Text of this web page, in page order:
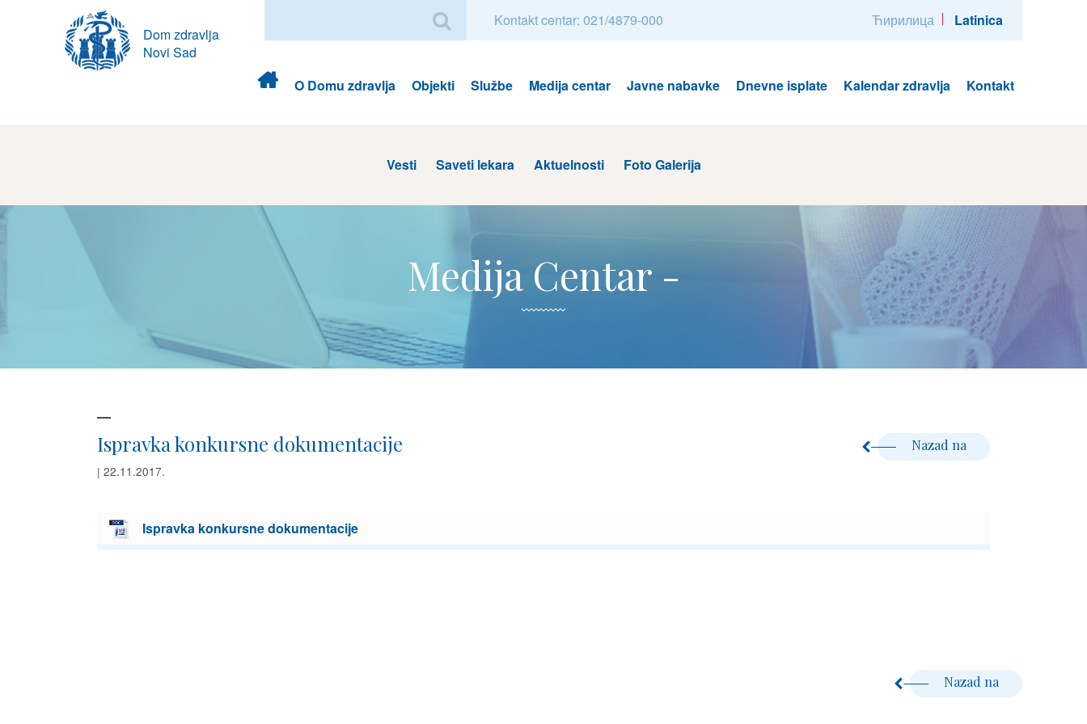
Dom zdravlja
Novi Sad
Kontakt centar: 021/4879-000 Ћирилица Latinica
Dom
zdravlja
O Domu zdravlja Objekti Službe Medija centar Javne nabavke Dnevne isplate Kalendar zdravlja Kontakt
Vesti Saveti lekara Aktuelnosti Foto Galerija
Medija Centar -
Ispravka konkursne dokumentacije
| 22.11.2017.
Nazad na
Ispravka konkursne dokumentacije
Nazad na